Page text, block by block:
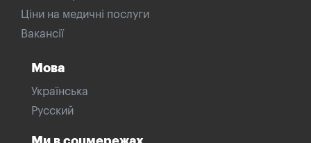
Ціни на медичні послуги
Вакансії
Мова
Українська
Русский